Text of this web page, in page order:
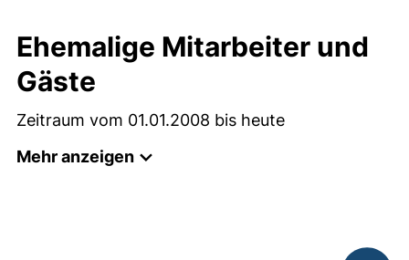
Ehemalige Mitarbeiter und
Gäste
Zeitraum vom 01.01.2008 bis heute
Mehr anzeigen